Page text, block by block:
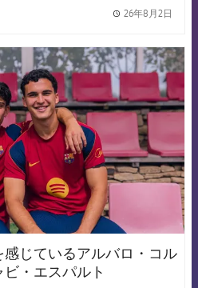
26年8月2日
FCB Barcelona badge
じているアルバロ・コル
・エスパルト